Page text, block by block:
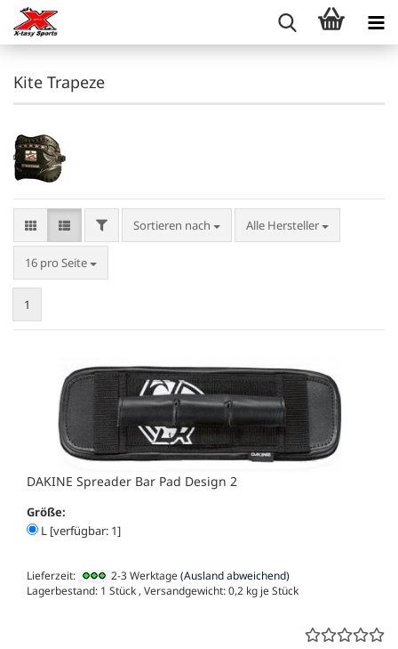
Kite Trapeze
FILTERSortieren nach
Sortieren nach Alle Hersteller
16 pro Seite
pro Seite
1
DAKINE Spreader Bar Pad Design 2
Größe:
L [verfügbar: 1]
Lieferzeit: 2-3 Werktage(Ausland abweichend)
Lagerbestand: 1 Stück , Versandgewicht:0,2 kg je Stück